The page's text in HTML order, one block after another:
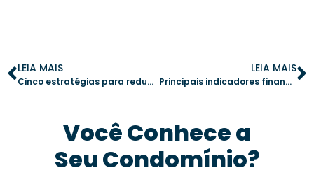
LEIA MAIS
Cinco estratégias para reduzir despesas do condomínio em 2026
LEIA MAIS
Principais indicadores financeiros para síndicos monitorarem
Você Conhece a
Seu Condomínio?